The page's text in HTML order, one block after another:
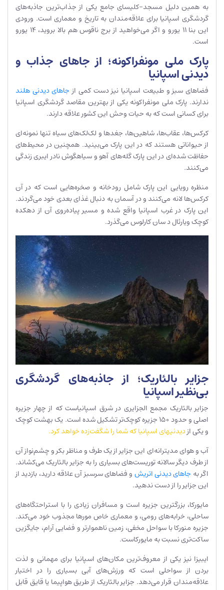
به همین دلیل مسجد-کلیسای جامع یکی از جذاب‌ترین جاذبه‌های
گردشگری اسپانیا برای علاقه‌مندان به تاریخ و معماری است. ورودی
این بنا 11 یورو و اگر می‌خواهید از برج ناقوس هم بالا بروید، 14 یورو
است.
پارک ملی مونفراکونه؛ از جاهای جذاب و
دیدنی اسپانیا
فضاهای سبز و طبیعت اسپانیا نیز دست کمی از جاهای دیدنی هلند
ندارند. پارک ملی مونفراکونه یکی از بهترین مقاصد گردشگری اسپانیا
برای کسانی است که به حیات وحش این کشور علاقه دارند.
کرکس‌ها، عقاب‌ها، شاهین‌ها، جغدها و لک‌لک‌های سیاه تنها نمونه‌ای
از حیواناتی هستند که در این پارک می‌بینید. همچنین در محیط‌های
حفاظت شده‌ای در این پارک گله‌های آهو و سیاهگوش نادر ایبری زندگی
می‌کنند.
منظره رویایی این پارک شامل رودخانه و صخره‌هایی است که در آن
کرکس‌ها لانه می‌کنند و در آسمان به دنبال غذای بعدی خود می‌گردند.
این پارک در غرب اسپانیا واقع شده و مسیر پیاده‌روی آن از دهکده
کوچک ویارئال د سان کارلوس می‌گذرد.
جزایر بالئاریک؛ از جاذبه‌های گردشگری
بی‌نظیر اسپانیا
جزایر بالئاریک مجمع الجزایری در شرق اسپانیاست که از چهار جزیره
اصلی و حدود 150 جزیره کوچک‌تر تشکیل شده است. یک بهشت کوچک
و یکی ازدیدنیهای اسپانیا که شما را شگفت‌زده خواهد کرد.
آب و هوای مدیترانه‌ای این جزایر از یک طرف و مناظر بکر و چشم‌نواز آن
از طرف دیگر سالانه توریست‌های بسیاری را به جزایر بالئاریک می‌کشاند.
اگر به جاهای دیدنی اتریش و فضاهای سرسبز آن علاقه دارید، بازدید از
این جزایر را از دست ندهید.
مایورکا، بزرگترین جزیره است و مسافران زیادی را با استراحتگاه‌های
ساحلی، خرابه‌های رومی، و معماری خاص مورها مجذوب خود می‌کند.
جزیره منورکا با سواحل مخفی، زمین ناهموارتر و فضایی آرام، جایگزین
ساکت‌تری نسبت به مایورکاست.
ایبیزا نیز یکی از معروف‌ترین مکان‌های اسپانیا برای مهمانی و لذت
بردن از سواحلی است که ورزش‌های آبی بسیاری را در اختیار
علاقه‌مندان قرار می‌دهد. جزایر بالئاریک از طریق هواپیما یا قایق قابل